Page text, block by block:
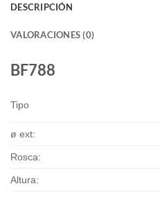
DESCRIPCIÓN
VALORACIONES (0)
BF788
Tipo
ø ext:
Rosca:
Altura: